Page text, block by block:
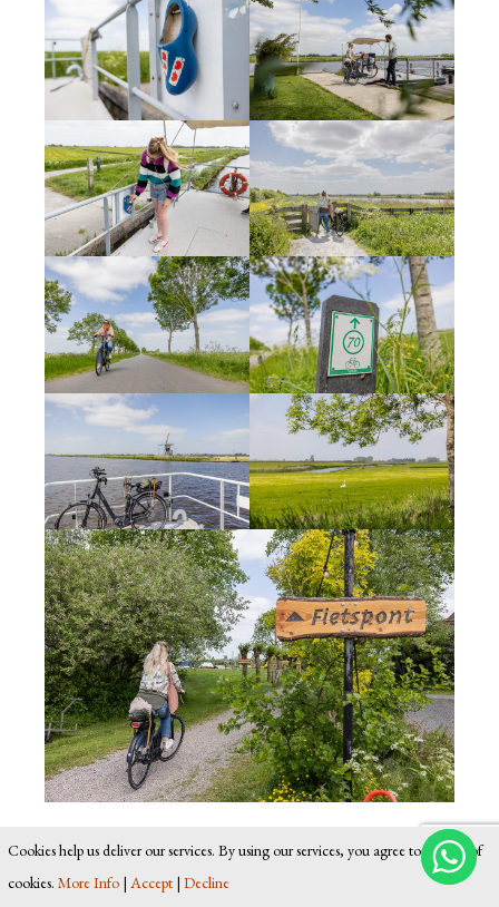
Als we bijna weer terug zijn in Terherne
stoppen we nog even bij Boereiis, een mooi
Cookies help us deliver our services. By using our services, you agree to our use of
cookies. More Info | Accept | Decline